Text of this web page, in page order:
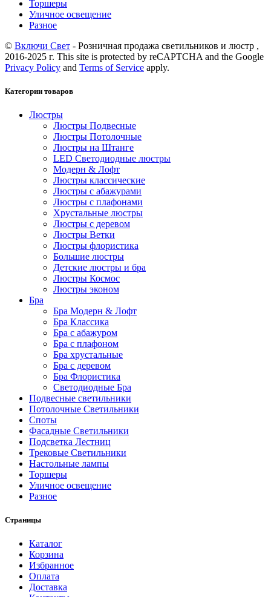
Торшеры
Уличное освещение
Разное
© Включи Свет - Розничная продажа светильников и люстр ,
2016-2025 г. This site is protected by reCAPTCHA and the Google
Privacy Policy and Terms of Service apply.
Категории товаров
Люстры
Люстры Подвесные
Люстры Потолочные
Люстры на Штанге
LED Светодиодные люстры
Модерн & Лофт
Люстры классические
Люстры с абажурами
Люстры с плафонами
Хрустальные люстры
Люстры с деревом
Люстры Ветки
Люстры флористика
Большие люстры
Детские люстры и бра
Люстры Космос
Люстры эконом
Бра
Бра Модерн & Лофт
Бра Классика
Бра с абажуром
Бра с плафоном
Бра хрустальные
Бра с деревом
Бра Флористика
Светодиодные Бра
Подвесные светильники
Потолочные Светильники
Споты
Фасадные Светильники
Подсветка Лестниц
Трековые Светильники
Настольные лампы
Торшеры
Уличное освещение
Разное
Страницы
Каталог
Корзина
Избранное
Оплата
Доставка